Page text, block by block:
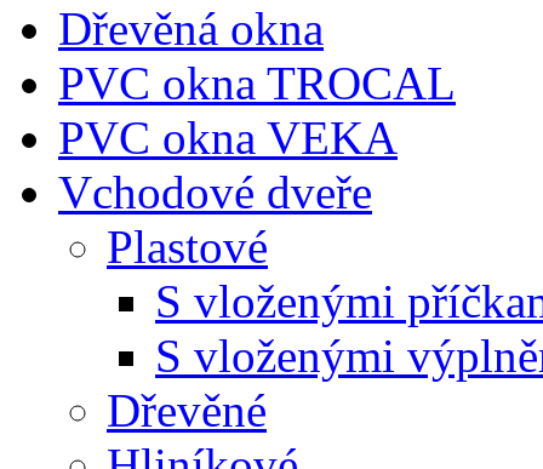
Dřevěná okna
PVC okna TROCAL
PVC okna VEKA
Vchodové dveře
Plastové
S vloženými
S vloženými
Dřevěné